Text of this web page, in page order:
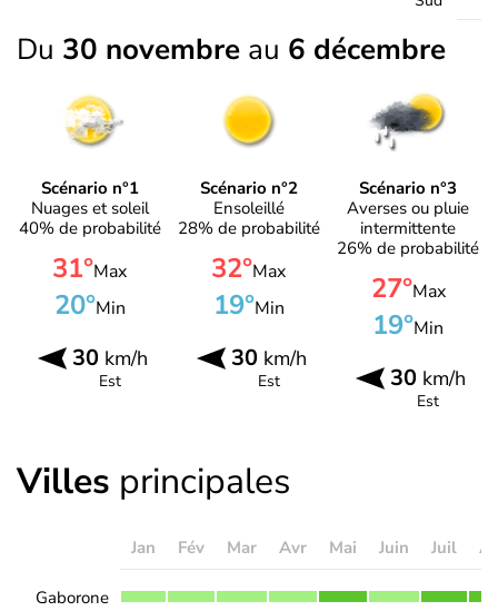
Du 30 novembre au 6 décembre
Scénario n°1
Nuages et soleil
40% de probabilité
31°Max
20°Min
30km/h
Est
Scénario n°2
Ensoleillé
28% de probabilité
32°Max
19°Min
30km/h
Est
Scénario n°3
Averses ou pluie
intermittente
26% de probabilité
27°Max
19°Min
30 km/h
Est
Villes principales
Jan Fév Mar Avr Mai Juin Juil
Gaborone